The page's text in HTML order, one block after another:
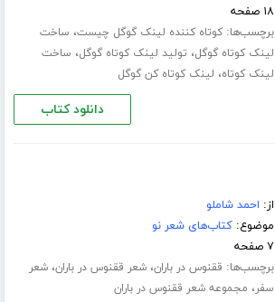
۱۸ صفحه
برچسب‌ها:کوتاه کننده لینک گوگل چیست، ساخت
لینک کوتاه گوگل، تولید لینک کوتاه گوگل، ساخت
لینک کوتاه، لینک کوتاه کن گوگل
دانلود کتاب
از: احمد شاملو
موضوع:کتاب‌های شعر نو
۷ صفحه
برچسب‌ها: ققنوس در باران،شعر ققنوس در باران،شعر
سفر، مجموعه شعر ققنوس در باران